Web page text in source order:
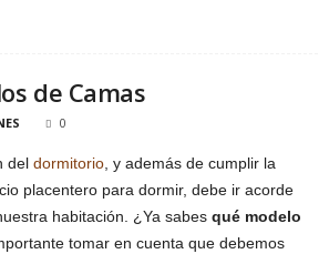
de Camas
0
del dormitorio , y además de cumplir la
placentero para dormir, debe ir acorde
habitación. ¿Ya sabes qué modelo
tomar en cuenta que debemos